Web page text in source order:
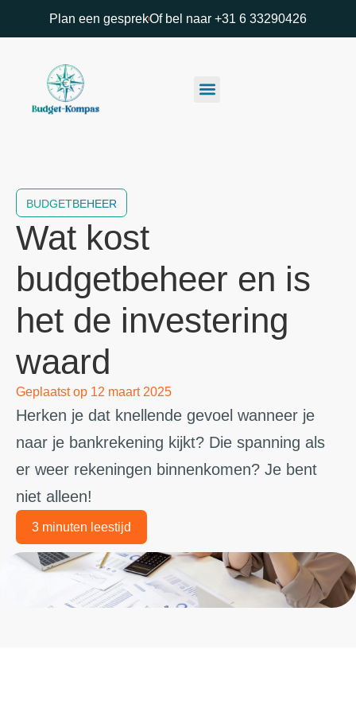
Plan een gesprekOf bel naar +31 6 33290426
BUDGETBEHEER
Wat kost
budgetbeheer en is
het de investering
waard
Geplaatst op 12 maart 2025
Herken je dat knellende gevoel wanneer je
naar je bankrekening kijkt? Die spanning als
er weer rekeningen binnenkomen? Je bent
niet alleen!
3 minuten leestijd